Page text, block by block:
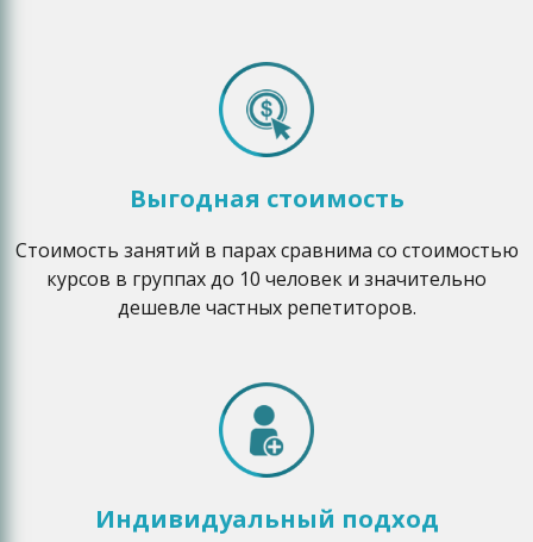
Выгодная стоимость
Стоимость занятий в парах сравнима со стоимостью
курсов в группах до 10 человек и значительно
дешевле частных репетиторов.
Индивидуальный подход